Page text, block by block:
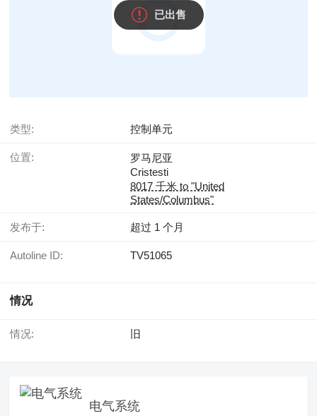
已出售
类型: 控制单元
位置:
罗马尼亚
Cristesti
8017 千米 to "United
States/Columbus"
发布于: 超过 1 个月
Autoline ID: TV51065
情况
情况: 旧
电气系统